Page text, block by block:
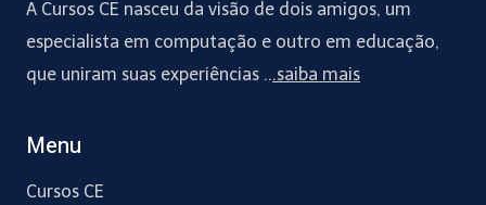
A Cursos CE nasceu da visão de dois amigos, um
especialista em computação e outro em educação,
que uniram suas experiências ...saiba mais
Menu
Cursos CE